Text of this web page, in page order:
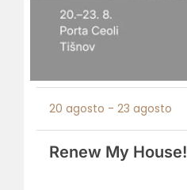
20 agosto - 23 agosto
Renew My House!